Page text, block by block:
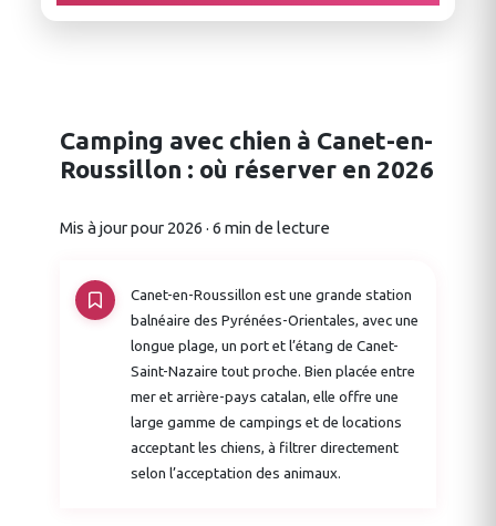
Camping avec chien à Canet-en-
Roussillon : où réserver en 2026
Mis à jour pour 2026 · 6 min de lecture
Canet-en-Roussillon est une grande station
balnéaire des Pyrénées-Orientales, avec une
longue plage, un port et l’étang de Canet-
Saint-Nazaire tout proche. Bien placée entre
mer et arrière-pays catalan, elle offre une
large gamme de campings et de locations
acceptant les chiens, à filtrer directement
selon l’acceptation des animaux.